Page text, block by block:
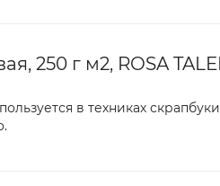
250 г м2, ROSA
в техниках